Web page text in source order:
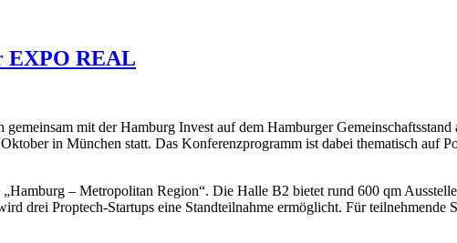
EXPO REAL
mit der Hamburg Invest auf dem Hamburger Gemeinschaftsstand
in München statt. Das Konferenzprogramm ist dabei thematisch auf
– Metropolitan Region“. Die Halle B2 bietet rund 600 qm
drei Proptech-Startups eine Standteilnahme ermöglicht. Für teilnehmende